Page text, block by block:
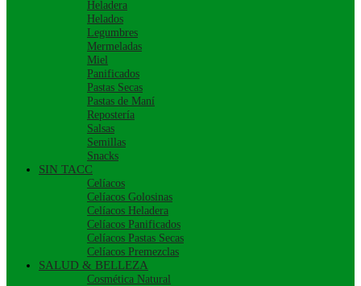
Heladera
Helados
Legumbres
Mermeladas
Miel
Panificados
Pastas Secas
Pastas de Maní
Repostería
Salsas
Semillas
Snacks
SIN TACC
Celíacos
Celíacos Golosinas
Celíacos Heladera
Celíacos Panificados
Celíacos Pastas Secas
Celíacos Premezclas
SALUD & BELLEZA
Cosmética Natural